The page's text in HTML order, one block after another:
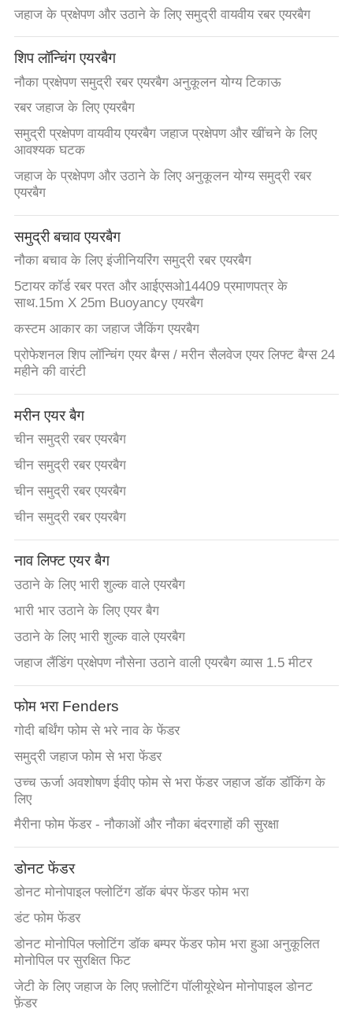
जहाज के प्रक्षेपण और उठाने के लिए समुद्री वायवीय रबर एयरबैग
शिप लॉन्चिंग एयरबैग
नौका प्रक्षेपण समुद्री रबर एयरबैग अनुकूलन योग्य टिकाऊ
रबर जहाज के लिए एयरबैग
समुद्री प्रक्षेपण वायवीय एयरबैग जहाज प्रक्षेपण और खींचने के लिए
आवश्यक घटक
जहाज के प्रक्षेपण और उठाने के लिए अनुकूलन योग्य समुद्री रबर
एयरबैग
समुद्री बचाव एयरबैग
नौका बचाव के लिए इंजीनियरिंग समुद्री रबर एयरबैग
5टायर कॉर्ड रबर परत और आईएसओ14409 प्रमाणपत्र के
साथ.15m X 25m Buoyancy एयरबैग
कस्टम आकार का जहाज जैकिंग एयरबैग
प्रोफेशनल शिप लॉन्चिंग एयर बैग्स / मरीन सैलवेज एयर लिफ्ट बैग्स 24
महीने की वारंटी
मरीन एयर बैग
चीन समुद्री रबर एयरबैग
चीन समुद्री रबर एयरबैग
चीन समुद्री रबर एयरबैग
चीन समुद्री रबर एयरबैग
नाव लिफ्ट एयर बैग
उठाने के लिए भारी शुल्क वाले एयरबैग
भारी भार उठाने के लिए एयर बैग
उठाने के लिए भारी शुल्क वाले एयरबैग
जहाज लैंडिंग प्रक्षेपण नौसेना उठाने वाली एयरबैग व्यास 1.5 मीटर
फोम भरा Fenders
गोदी बर्थिंग फोम से भरे नाव के फेंडर
समुद्री जहाज फोम से भरा फेंडर
उच्च ऊर्जा अवशोषण ईवीए फोम से भरा फेंडर जहाज डॉक डॉकिंग के
लिए
मैरीना फोम फेंडर - नौकाओं और नौका बंदरगाहों की सुरक्षा
डोनट फेंडर
डोनट मोनोपाइल फ्लोटिंग डॉक बंपर फेंडर फोम भरा
डंट फोम फेंडर
डोनट मोनोपिल फ्लोटिंग डॉक बम्पर फेंडर फोम भरा हुआ अनुकूलित
मोनोपिल पर सुरक्षित फिट
जेटी के लिए जहाज के लिए फ़्लोटिंग पॉलीयूरेथेन मोनोपाइल डोनट
फ़ेंडर